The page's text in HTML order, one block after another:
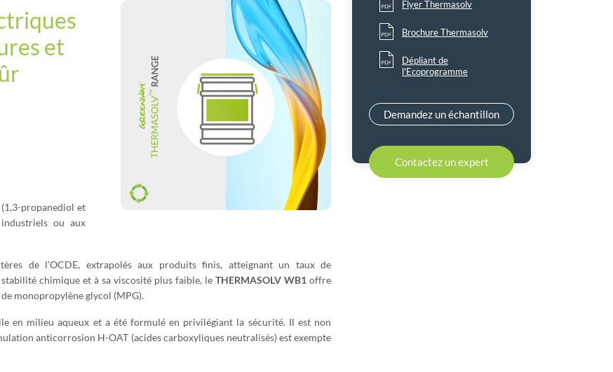
et
propanediol et
ou aux
de l’OCDE, extrapolés aux produits finis, atteignant un taux de
chimique et à sa viscosité plus faible, le THERMASOLV WB1 offre
monopropylène glycol (MPG).
en milieu aqueux et a été formulé en privilégiant la sécurité. Il est non
anticorrosion H-OAT (acides carboxyliques neutralisés) est exempte
Flyer Thermasolv
Brochure Thermasolv
Dépliant de
l'Ecoprogramme
Demandez un échantillon
Contactez un expert